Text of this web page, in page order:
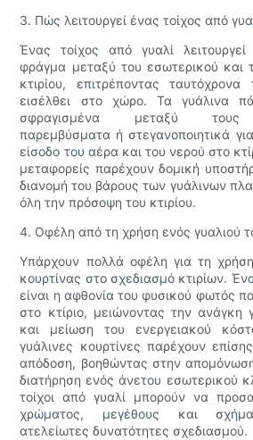
3. Πώς λειτουργεί ένας τοίχος από
Ένας τοίχος από γυαλί
φράγμα μεταξύ του εσωτερικού και
κτιρίου, επιτρέποντας
εισέλθει στο χώρο. Τα γυάλινα
σφραγισμένα μεταξύ τους
παρεμβύσματα ή στεγανοποιητικά
είσοδο του αέρα και του νερού στο
μεταφορείς παρέχουν δομική
διανομή του βάρους των γυάλινων
όλη την πρόσοψη του κτιρίου.
4. Οφέλη από τη χρήση ενός γυαλιού
Υπάρχουν πολλά οφέλη για τη
κουρτίνας στο σχεδιασμό κτιρίων.
είναι η αφθονία του φυσικού φωτός
στο κτίριο, μειώνοντας την ανάγκη
και μείωση του ενεργειακού
γυάλινες κουρτίνες παρέχουν
απόδοση, βοηθώντας στην απομόνωση
διατήρηση ενός άνετου εσωτερικού
τοίχοι από γυαλί μπορούν να
χρώματος, μεγέθους και
ατελείωτες δυνατότητες σχεδιασμού.